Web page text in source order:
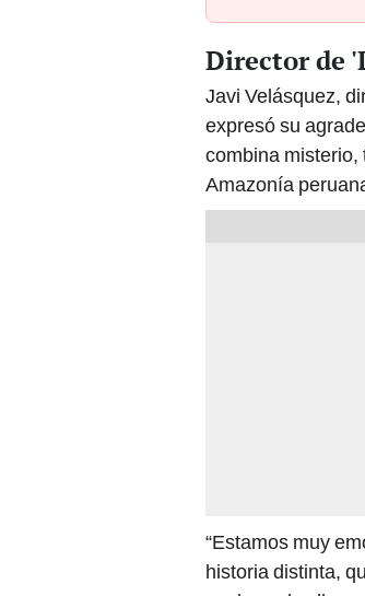
Director de
Javi Velásquez,
expresó su
combina misterio,
Amazonía
“Estamos muy
historia distinta,